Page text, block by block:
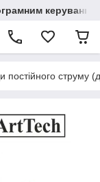
постійного струму